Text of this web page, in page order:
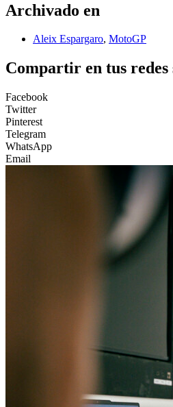
Archivado en
Aleix Espargaro, MotoGP
Compartir en tus redes
Facebook
Twitter
Pinterest
Telegram
WhatsApp
Email